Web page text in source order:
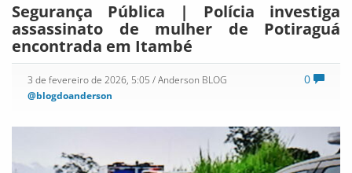
Segurança Pública | Polícia investiga
assassinato de mulher de Potiraguá
encontrada em Itambé
0
3 de fevereiro de 2026, 5:05 / Anderson BLOG
@blogdoanderson